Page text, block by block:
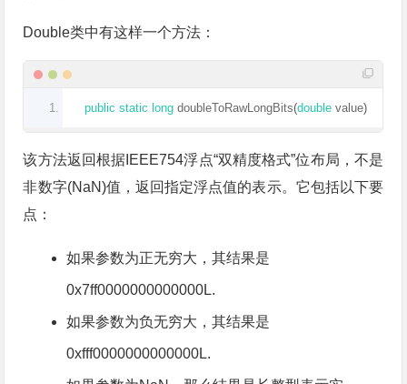
Double类中有这样一个方法：
public static long doubleToRawLongBits(double value)
该方法返回根据IEEE754浮点“双精度格式”位布局，不是
非数字(NaN)值，返回指定浮点值的表示。它包括以下要
点：
如果参数为正无穷大，其结果是
0x7ff0000000000000L.
如果参数为负无穷大，其结果是
0xfff0000000000000L.